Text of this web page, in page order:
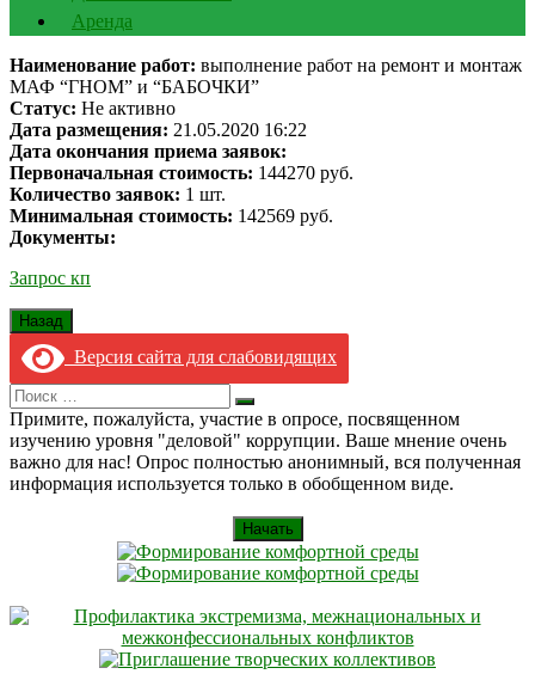
Аренда
Наименование работ: выполнение работ на ремонт и монтаж
МАФ “ГНОМ” и “БАБОЧКИ”
Статус: Не активно
Дата размещения: 21.05.2020 16:22
Дата окончания приема заявок:
Первоначальная стоимость: 144270 руб.
Количество заявок: 1 шт.
Минимальная стоимость: 142569 руб.
Документы:
Запрос кп
Версия сайта для слабовидящих
Search
for:
Искать
Примите, пожалуйста, участие в опросе, посвященном
изучению уровня "деловой" коррупции. Ваше мнение очень
важно для нас! Опрос полностью анонимный, вся полученная
информация используется только в обобщенном виде.
Начать